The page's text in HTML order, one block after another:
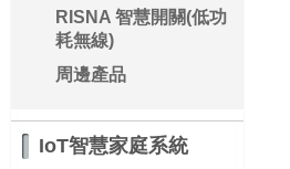
RISNA 智慧開關(低功
耗無線)
周邊產品
IoT智慧家庭系統